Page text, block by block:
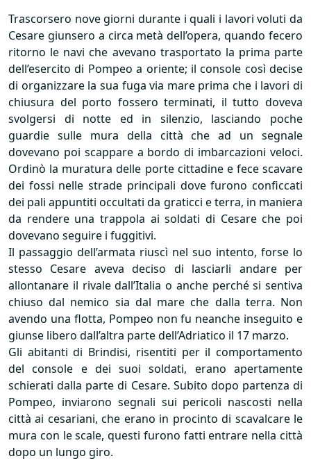
Trascorsero nove giorni durante i quali i lavori voluti da
Cesare giunsero a circa metà dell’opera, quando fecero
ritorno le navi che avevano trasportato la prima parte
dell’esercito di Pompeo a oriente; il console così decise
di organizzare la sua fuga via mare prima che i lavori di
chiusura del porto fossero terminati, il tutto doveva
svolgersi di notte ed in silenzio, lasciando poche
guardie sulle mura della città che ad un segnale
dovevano poi scappare a bordo di imbarcazioni veloci.
Ordinò la muratura delle porte cittadine e fece scavare
dei fossi nelle strade principali dove furono conficcati
dei pali appuntiti occultati da graticci e terra, in maniera
da rendere una trappola ai soldati di Cesare che poi
dovevano seguire i fuggitivi.
Il passaggio dell’armata riuscì nel suo intento, forse lo
stesso Cesare aveva deciso di lasciarli andare per
allontanare il rivale dall’Italia o anche perché si sentiva
chiuso dal nemico sia dal mare che dalla terra. Non
avendo una flotta, Pompeo non fu neanche inseguito e
giunse libero dall’altra parte dell’Adriatico il 17 marzo.
Gli abitanti di Brindisi, risentiti per il comportamento
del console e dei suoi soldati, erano apertamente
schierati dalla parte di Cesare. Subito dopo partenza di
Pompeo, inviarono segnali sui pericoli nascosti nella
città ai cesariani, che erano in procinto di scavalcare le
mura con le scale, questi furono fatti entrare nella città
dopo un lungo giro.